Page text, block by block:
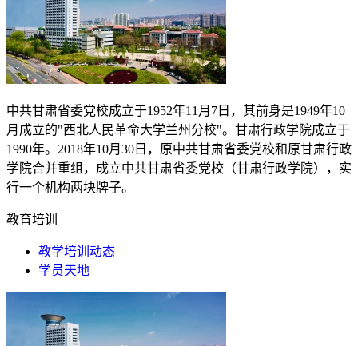
中共甘肃省委党校成立于1952年11月 7 日，其前身是1949年10
月成立的"西北人民革命大学兰州分校"。甘肃行政学院成立于
1990年。 2018年10月 30 日，原中共甘肃省委党校和原甘肃行政
学院合并重组，成立中共甘肃省委党校（甘肃行政学院），实
行一个机构两块牌子。
教育培训
教学培训动态
学员天地